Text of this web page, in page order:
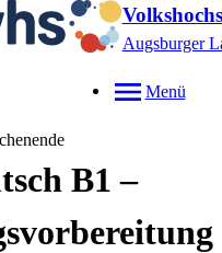
Augsburger
Menü
B1 –